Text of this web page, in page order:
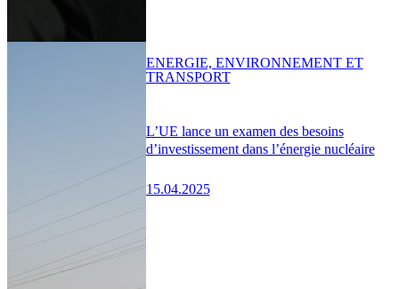
L’UE lance un examen des besoins
d’investissement dans l’énergie nucléaire
15.04.2025
ENERGIE, ENVIRONNEMENT ET
TRANSPORT